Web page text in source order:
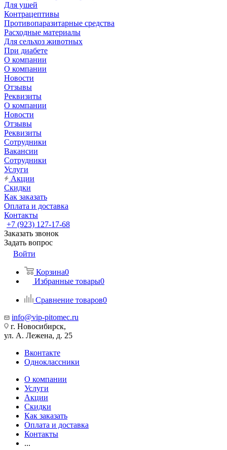
Для ушей
Контрацептивы
Противопаразитарные средства
Расходные материалы
Для сельхоз животных
При диабете
О компании
О компании
Новости
Отзывы
Реквизиты
О компании
Новости
Отзывы
Реквизиты
Сотрудники
Вакансии
Сотрудники
Услуги
Акции
Скидки
Как заказать
Оплата и доставка
Контакты
+7 (923) 127-17-68
Заказать звонок
Задать вопрос
Войти
Корзина0
Избранные товары0
Сравнение товаров0
info@vip-pitomec.ru
г. Новосибирск,
ул. А. Лежена, д. 25
Вконтакте
Одноклассники
О компании
Услуги
Акции
Скидки
Как заказать
Оплата и доставка
Контакты
...